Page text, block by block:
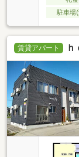
駐車場
賃貸アパート